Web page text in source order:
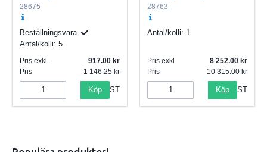
28675
Beställningsvara
Antal/kolli: 5
Pris exkl.
917.00
Pris
1 146.25
Köp ST
28763
Antal/kolli: 1
Pris exkl.
8 252.00
Pris
10 315.00
Köp ST